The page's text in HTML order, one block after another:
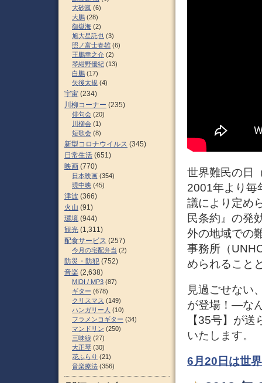
世界難民の日
2001年より毎
議により定め
民条約』の発
外の地域での
事務所（
められること
見過ごせない
が登場！―な
【35号】が
いたします。
6月20日は世
大砂嵐 (6)
大鵬 (28)
御嶽海 (2)
旭大星託也 (3)
照ノ富士春雄 (6)
王鵬幸之介 (2)
琴紺野優紀 (13)
白鵬 (17)
矢後太規 (4)
宇宙 (234)
川柳コーナー (235)
俳句会 (20)
川柳会 (1)
短歌会 (8)
新型コロナウイルス (345)
日常生活 (651)
映画 (770)
日本映画 (354)
現中映 (45)
津波 (366)
火山 (91)
環境 (944)
観光 (1,311)
配食サービス (257)
今月の宅配弁当 (2)
防災・防犯 (752)
音楽 (2,638)
MIDI / MP3 (87)
ギター (678)
クリスマス (149)
ハンガリー人 (10)
フラメンコギター (34)
マンドリン (250)
三味線 (27)
大正琴 (30)
花ふらり (21)
音楽療法 (356)